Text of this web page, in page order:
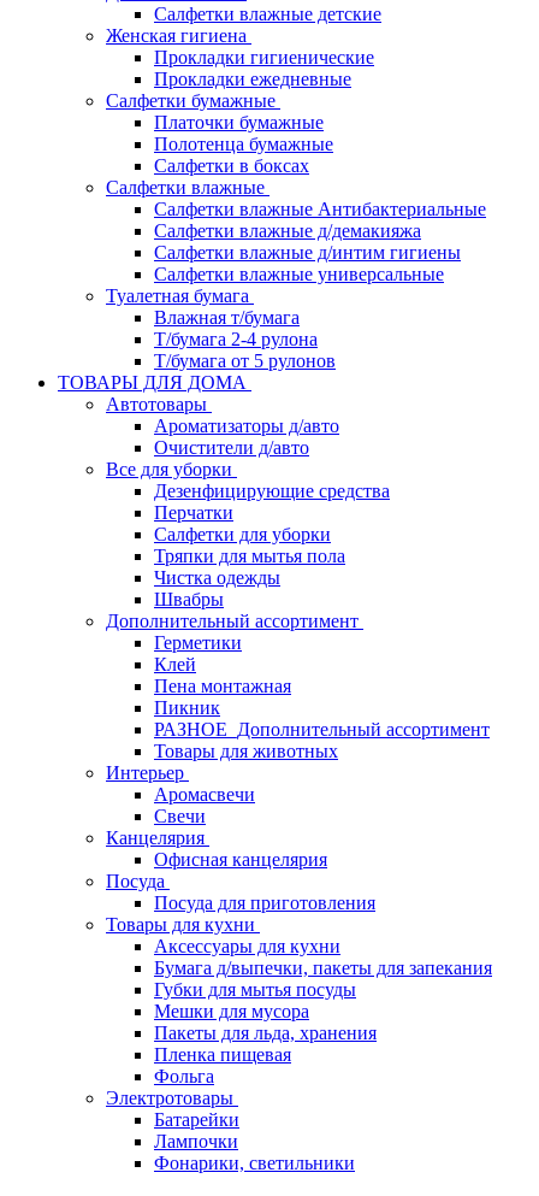
Салфетки влажные детские
Женская гигиена
Прокладки гигиенические
Прокладки ежедневные
Салфетки бумажные
Платочки бумажные
Полотенца бумажные
Салфетки в боксах
Салфетки влажные
Салфетки влажные Антибактериальные
Салфетки влажные д/демакияжа
Салфетки влажные д/интим гигиены
Салфетки влажные универсальные
Туалетная бумага
Влажная т/бумага
Т/бумага 2-4 рулона
Т/бумага от 5 рулонов
ТОВАРЫ ДЛЯ ДОМА
Автотовары
Ароматизаторы д/авто
Очистители д/авто
Все для уборки
Дезенфицирующие средства
Перчатки
Салфетки для уборки
Тряпки для мытья пола
Чистка одежды
Швабры
Дополнительный ассортимент
Герметики
Клей
Пена монтажная
Пикник
РАЗНОЕ_Дополнительный ассортимент
Товары для животных
Интерьер
Аромасвечи
Свечи
Канцелярия
Офисная канцелярия
Посуда
Посуда для приготовления
Товары для кухни
Аксессуары для кухни
Бумага д/выпечки, пакеты для запекания
Губки для мытья посуды
Мешки для мусора
Пакеты для льда, хранения
Пленка пищевая
Фольга
Электротовары
Батарейки
Лампочки
Фонарики, светильники